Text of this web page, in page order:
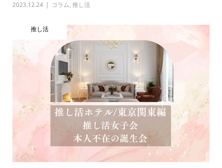
2023.12.24 コラム, 推し活
推し活